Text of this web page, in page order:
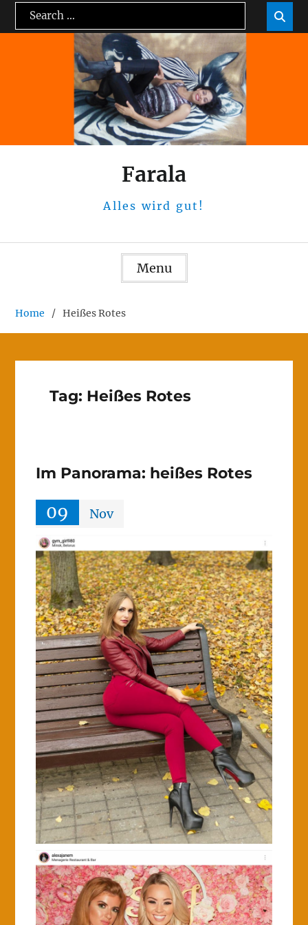
Search
for:

Farala
Alles wird gut!
Menu
Home Heißes Rotes
Tag: Heißes Rotes
Im Panorama: heißes Rotes
09 Nov